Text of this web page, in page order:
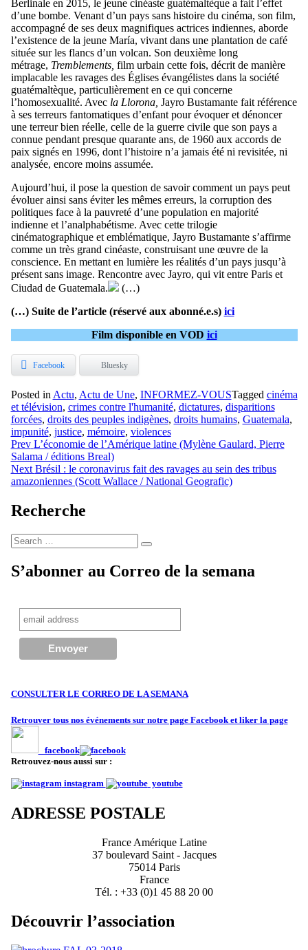
Berlinale en 2015, le jeune cinéaste guatémaltèque a fait l’effet
d’une bombe. Venant d’un pays sans histoire du cinéma, son film,
accompagné de ses deux magnifiques actrices indiennes, aborde
l’existence de la jeune María, vivant dans une plantation de café
située sur les flancs d’un volcan. Son deuxième long
métrage, Tremblements, film urbain cette fois, décrit de manière
implacable les ravages des Églises évangélistes dans la société
guatémaltèque, particulièrement en ce qui concerne
l’homosexualité. Avec la Llorona, Jayro Bustamante fait référence
à ses terreurs fantomatiques d’enfant pour évoquer et dénoncer
une terreur bien réelle, celle de la guerre civile que son pays a
connue pendant presque quarante ans, de 1960 aux accords de
paix signés en 1996, dont l’histoire n’a jamais été ni revisitée, ni
analysée, encore moins assumée.
Aujourd’hui, il pose la question de savoir comment un pays peut
évoluer ainsi sans éviter les mêmes erreurs, la corruption des
politiques face à la pauvreté d’une ­population en majorité
indienne et l’analphabétisme. Avec cette trilogie
cinématographique et emblématique, Jayro Bustamante s’affirme
comme un très grand cinéaste, construisant une œuvre de la
conscience. En mettant en lumière les réalités d’un pays jusqu’à
présent sans image. Rencontre avec Jayro, qui vit entre Paris et
Ciudad de Guatemala.
(…)
(…) Suite de l’article (réservé aux abonné.e.s) ici
Film disponible en VOD ici
Facebook Bluesky
Posted in Actu, Actu de Une, INFORMEZ-VOUSTagged cinéma
et télévision, crimes contre l'humanité, dictatures, disparitions
forcées, droits des peuples indigènes, droits humains, Guatemala,
impunité, justice, mémoire, violences
Navigation
de
l’article
Prev L’économie de l’Amérique latine (Mylène Gaulard, Pierre
Salama / éditions Breal)
Next Brésil : le coronavirus fait des ravages au sein des tribus
amazoniennes (Scott Wallace / National Geografic)
Recherche
Search
for:
Search
S’abonner au Correo de la semana
CONSULTER LE CORREO DE LA SEMANA
Retrouver tous nos événements sur notre page Facebook et liker la page
facebook
Retrouvez-nous aussi sur :
instagram youtube
ADRESSE POSTALE
France Amérique Latine
37 boulevard Saint - Jacques
75014 Paris
France
Tél. : +33 (0)1 45 88 20 00
Découvrir l’association